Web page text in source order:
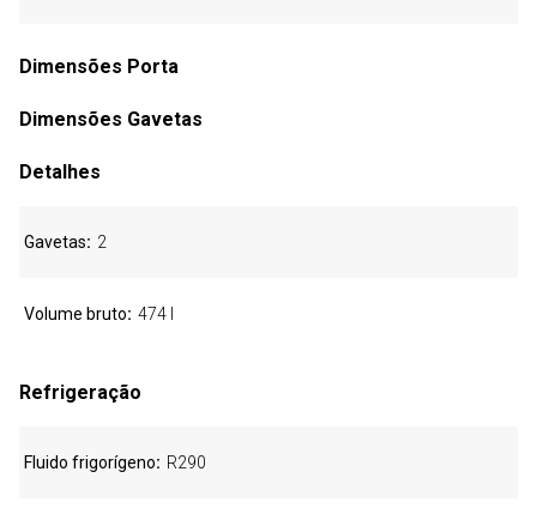
Dimensões Porta
Dimensões Gavetas
Detalhes
Gavetas 2
Volume bruto 474 l
Refrigeração
Fluido frigorígeno R290